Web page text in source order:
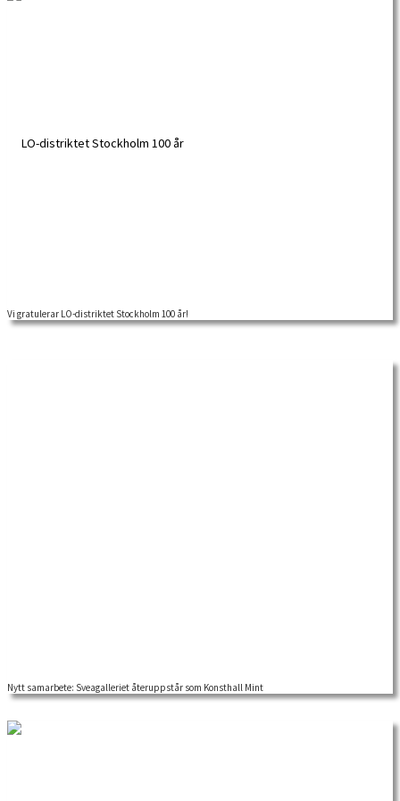
Vi vill passa på att gratulera LO-distriktet i Stockholms län till de 100 fyllda åren!
Vi gratulerar LO-distriktet Stockholm 100 år!
Den 12 april 2019 slår Stockholms nya konsthall, Mint, upp dörrarna, i det
Nytt samarbete: Sveagalleriet återuppstår som Konsthall Mint